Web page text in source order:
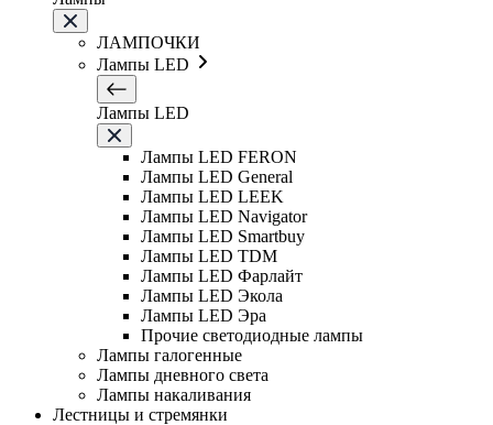
ЛАМПОЧКИ
Лампы LED
Лампы LED
Лампы LED FERON
Лампы LED General
Лампы LED LEEK
Лампы LED Navigator
Лампы LED Smartbuy
Лампы LED TDM
Лампы LED Фарлайт
Лампы LED Экола
Лампы LED Эра
Прочие светодиодные лампы
Лампы галогенные
Лампы дневного света
Лампы накаливания
Лестницы и стремянки